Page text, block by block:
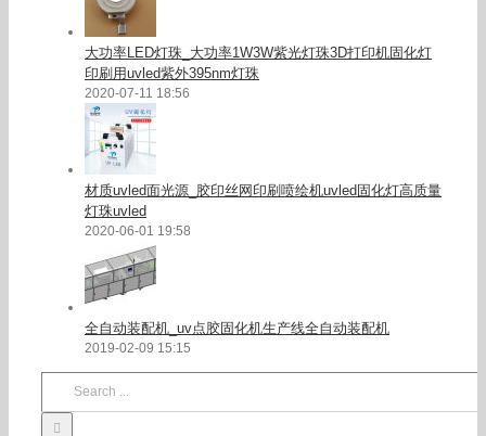
大功率LED灯珠_大功率1W3W紫光灯珠3D打印机固化灯
印刷用uvled紫外395nm灯珠
2020-07-11 18:56
材质uvled面光源_胶印丝网印刷喷绘机uvled固化灯高质量
灯珠uvled
2020-06-01 19:58
全自动装配机_uv点胶固化机生产线全自动装配机
2019-02-09 15:15